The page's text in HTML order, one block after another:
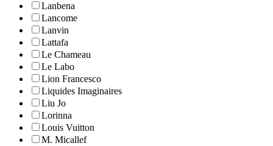
Lanbena
Lancome
Lanvin
Lattafa
Le Chameau
Le Labo
Lion Francesco
Liquides Imaginaires
Liu Jo
Lorinna
Louis Vuitton
M. Micallef